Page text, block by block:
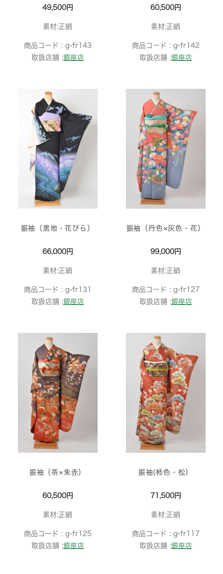
49,500円
素材:正絹
商品コード : g-fr143
取扱店舗 :銀座店
60,500円
素材:正絹
商品コード : g-fr142
取扱店舗 :銀座店
振袖（黒地・花びら）
66,000円
素材:正絹
商品コード : g-fr131
取扱店舗 :銀座店
振袖（丹色×灰色・花）
99,000円
素材:正絹
商品コード : g-fr127
取扱店舗 :銀座店
振袖（茶×朱赤）
60,500円
素材:正絹
商品コード : g-fr125
取扱店舗 :銀座店
振袖(柿色・松）
71,500円
素材:正絹
商品コード : g-fr117
取扱店舗 :銀座店